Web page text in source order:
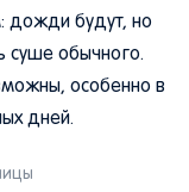
дожди будут, но
суше обычного.
особенно в
дней.